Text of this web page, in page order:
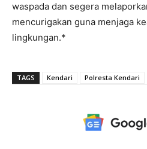
waspada dan segera
mencurigakan guna menjaga
lingkungan.*
TAGS Kendari Polresta Kendari